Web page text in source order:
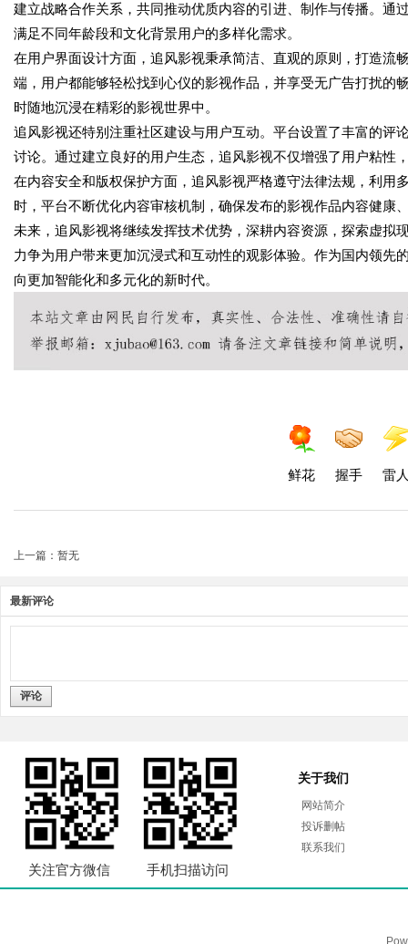
建立战略合作关系，共同推动优质内容的引进、制作与传播。通
满足不同年龄段和文化背景用户的多样化需求。
在用户界面设计方面，追风影视秉承简洁、直观的原则，打造流
端，用户都能够轻松找到心仪的影视作品，并享受无广告打扰的
时随地沉浸在精彩的影视世界中。
追风影视还特别注重社区建设与用户互动。平台设置了丰富的评
讨论。通过建立良好的用户生态，追风影视不仅增强了用户粘性
在内容安全和版权保护方面，追风影视严格遵守法律法规，利用
时，平台不断优化内容审核机制，确保发布的影视作品内容健康
未来，追风影视将继续发挥技术优势，深耕内容资源，探索虚拟
力争为用户带来更加沉浸式和互动性的观影体验。作为国内领
向更加智能化和多元化的新时代。
鲜花 握手 雷
上一篇：暂无
最新评论
评论
关注官方微信 手机扫描访问
关于我们
网站简介
投诉删帖
联系我们